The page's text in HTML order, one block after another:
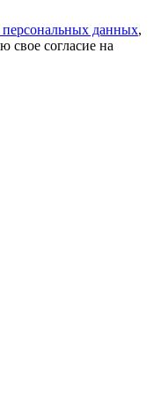
данных,
свое согласие на